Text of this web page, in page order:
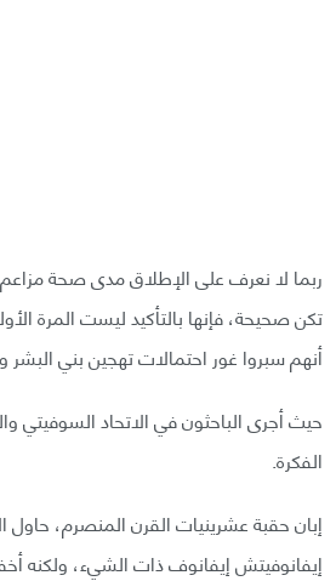
ربما لا نعرف على الإطلاق مدى صحة
تكن صحيحة، فإنها بالتأكيد ليست المرة
أنهم سبروا غور احتمالات تهجين بني البشر
حيث أجرى الباحثون في الاتحاد السوفيتي
الفكرة.
إبان حقبة عشرينيات القرن المنصرم، حاول
إيفانوفيتش إيفانوف ذات الشيء، ولكنه